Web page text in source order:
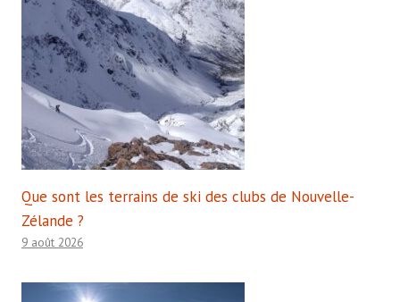
Que sont les terrains de ski des clubs de Nouvelle-
Zélande ?
9 août 2026